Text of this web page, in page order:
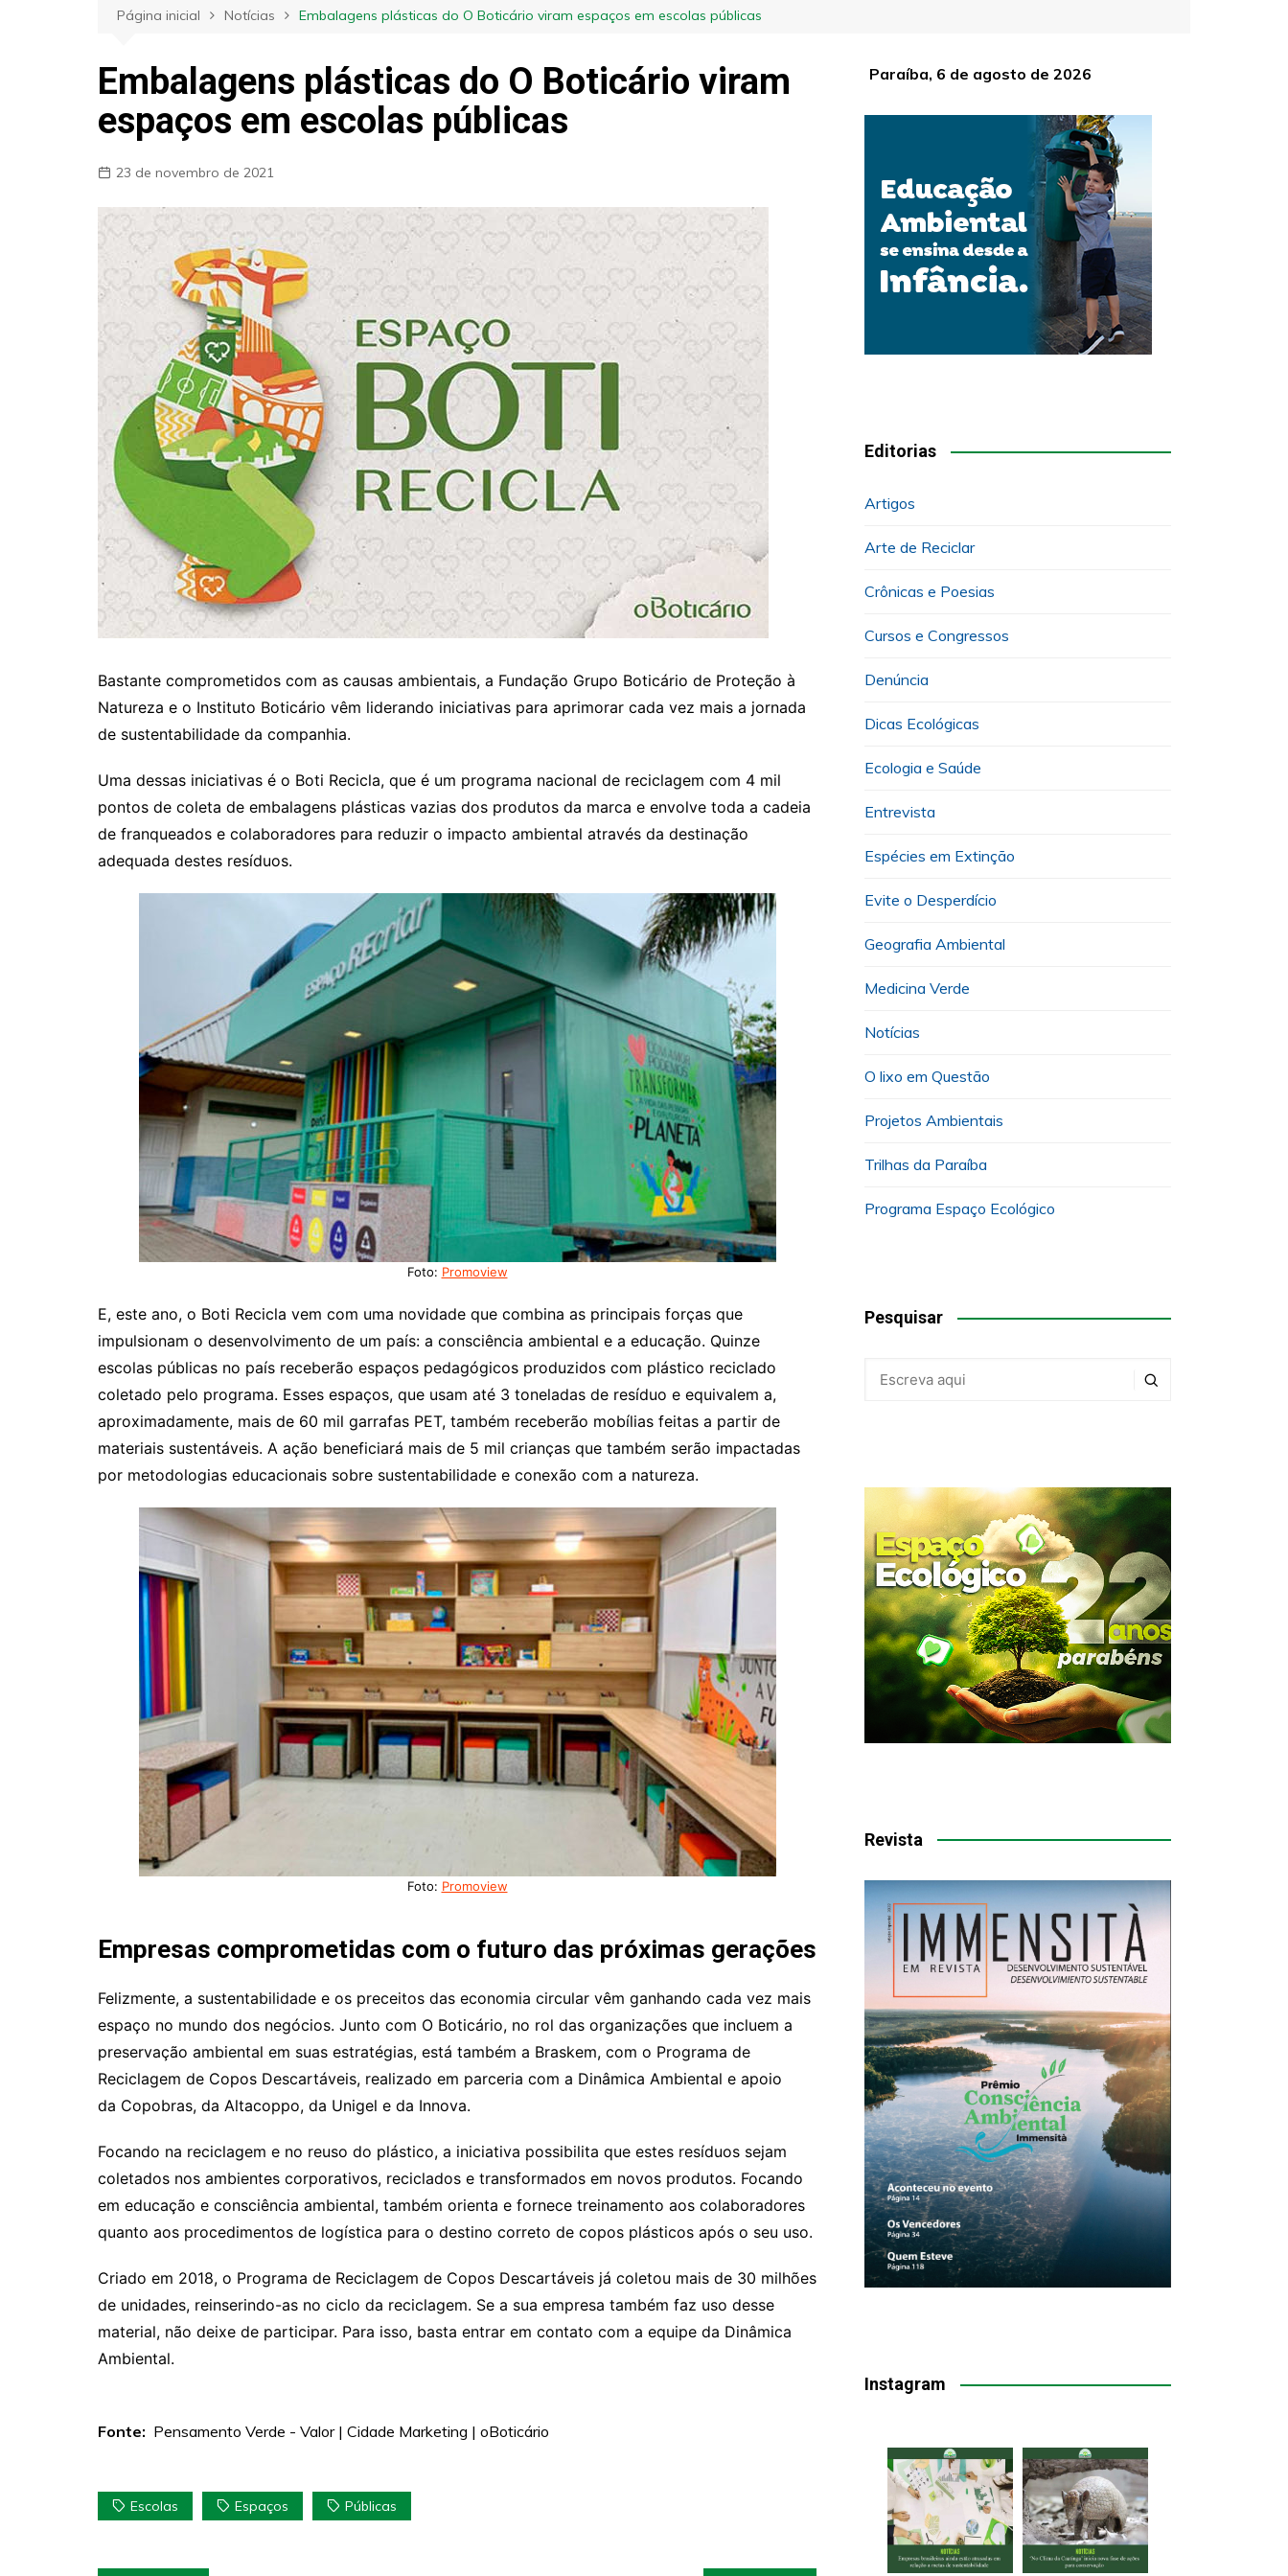
Página inicial Notícias Embalagens plásticas do O Boticário viram espaços em escolas públicas
Embalagens plásticas do O Boticário viram
espaços em escolas públicas
23 de novembro de 2021
Bastante comprometidos com as causas ambientais, a Fundação Grupo Boticário de Proteção à
Natureza e o Instituto Boticário vêm liderando iniciativas para aprimorar cada vez mais a jornada
de sustentabilidade da companhia.
Uma dessas iniciativas é o Boti Recicla, que é um programa nacional de reciclagem com 4 mil
pontos de coleta de embalagens plásticas vazias dos produtos da marca e envolve toda a cadeia
de franqueados e colaboradores para reduzir o impacto ambiental através da destinação
adequada destes resíduos.
Foto: Promoview
E, este ano, o Boti Recicla vem com uma novidade que combina as principais forças que
impulsionam o desenvolvimento de um país: a consciência ambiental e a educação. Quinze
escolas públicas no país receberão espaços pedagógicos produzidos com plástico reciclado
coletado pelo programa. Esses espaços, que usam até 3 toneladas de resíduo e equivalem a,
aproximadamente, mais de 60 mil garrafas PET, também receberão mobílias feitas a partir de
materiais sustentáveis. A ação beneficiará mais de 5 mil crianças que também serão impactadas
por metodologias educacionais sobre sustentabilidade e conexão com a natureza.
Foto: Promoview
Empresas comprometidas com o futuro das próximas gerações
Felizmente, a sustentabilidade e os preceitos das economia circular vêm ganhando cada vez mais
espaço no mundo dos negócios. Junto com O Boticário, no rol das organizações que incluem a
preservação ambiental em suas estratégias, está também a Braskem, com o Programa de
Reciclagem de Copos Descartáveis, realizado em parceria com a Dinâmica Ambiental e apoio
da Copobras, da Altacoppo, da Unigel e da Innova.
Focando na reciclagem e no reuso do plástico, a iniciativa possibilita que estes resíduos sejam
coletados nos ambientes corporativos, reciclados e transformados em novos produtos. Focando
em educação e consciência ambiental, também orienta e fornece treinamento aos colaboradores
quanto aos procedimentos de logística para o destino correto de copos plásticos após o seu uso.
Criado em 2018, o Programa de Reciclagem de Copos Descartáveis já coletou mais de 30 milhões
de unidades, reinserindo-as no ciclo da reciclagem. Se a sua empresa também faz uso desse
material, não deixe de participar. Para isso, basta entrar em contato com a equipe da Dinâmica
Ambiental.
Fonte: Pensamento Verde - Valor | Cidade Marketing | oBoticário
Escolas Espaços Públicas
Paraíba, 6 de agosto de 2026
Editorias
Artigos
Arte de Reciclar
Crônicas e Poesias
Cursos e Congressos
Denúncia
Dicas Ecológicas
Ecologia e Saúde
Entrevista
Espécies em Extinção
Evite o Desperdício
Geografia Ambiental
Medicina Verde
Notícias
O lixo em Questão
Projetos Ambientais
Trilhas da Paraíba
Programa Espaço Ecológico
Pesquisar
Revista
Instagram